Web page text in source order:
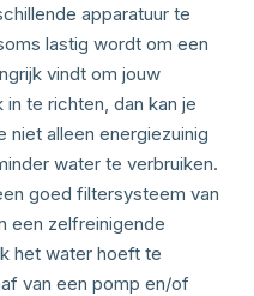
apparatuur te
lastig wordt om een
vindt om jouw
te richten, dan kan je
alleen energiezuinig
water te verbruiken.
goed filtersysteem van
een zelfreinigende
het water hoeft te
van een pomp en/of